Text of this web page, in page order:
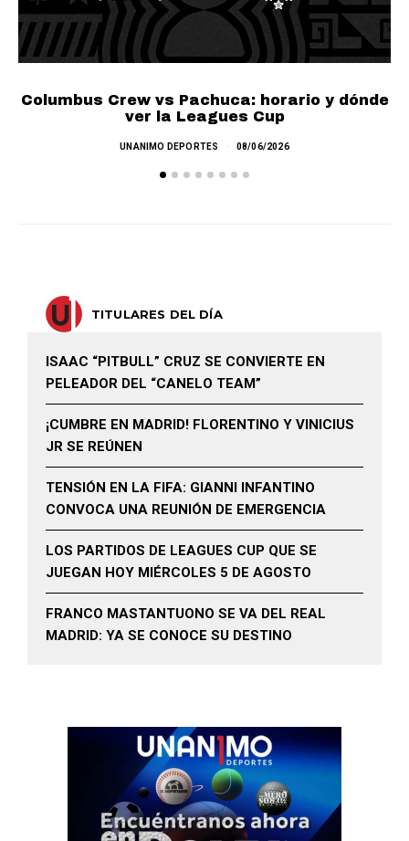
Columbus Crew vs Pachuca: horario y dónde
ver la Leagues Cup
UNANIMO DEPORTES 08/06/2026
TITULARES DEL DÍA
ISAAC “PITBULL” CRUZ SE CONVIERTE EN
PELEADOR DEL “CANELO TEAM”
¡CUMBRE EN MADRID! FLORENTINO Y VINICIUS
JR SE REÚNEN
TENSIÓN EN LA FIFA: GIANNI INFANTINO
CONVOCA UNA REUNIÓN DE EMERGENCIA
LOS PARTIDOS DE LEAGUES CUP QUE SE
JUEGAN HOY MIÉRCOLES 5 DE AGOSTO
FRANCO MASTANTUONO SE VA DEL REAL
MADRID: YA SE CONOCE SU DESTINO